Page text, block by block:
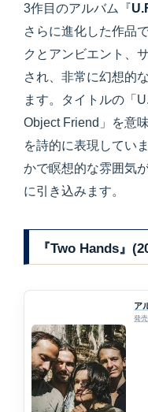
3作目のアルバム『
さらに進化した作品
クとアンビエント、
され、非常に幻想的
ます。タイトルの「
Object Friend」を意
を詩的に表現してい
かで瞑想的な雰囲気
に引き込みます。
『Two Hands』
ア
発